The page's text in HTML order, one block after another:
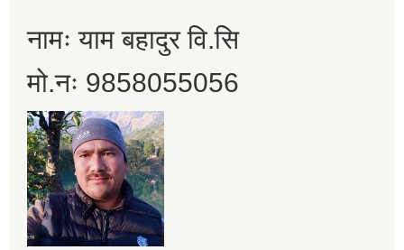
नामः याम बहादुर वि.सि
मो.नः 9858055056